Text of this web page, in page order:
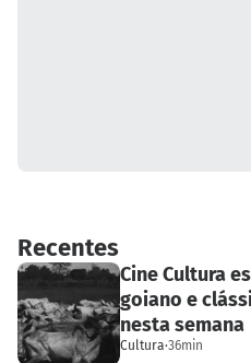
Recentes
Cine Cultura
goiano e
nesta semana
Cultura·36min